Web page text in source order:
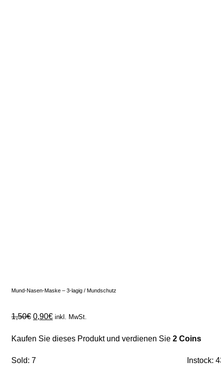
Mund-Nasen-Maske – 3-lagig / Mundschutz
1,50€ 0,90€ inkl. MwSt.
Kaufen Sie dieses Produkt und verdienen Sie 2 Coins
Sold: 7 Instock: